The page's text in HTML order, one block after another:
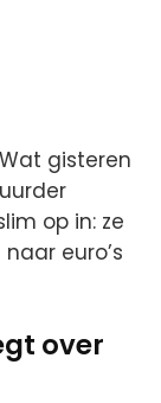
gisteren
op in: ze
euro’s
over